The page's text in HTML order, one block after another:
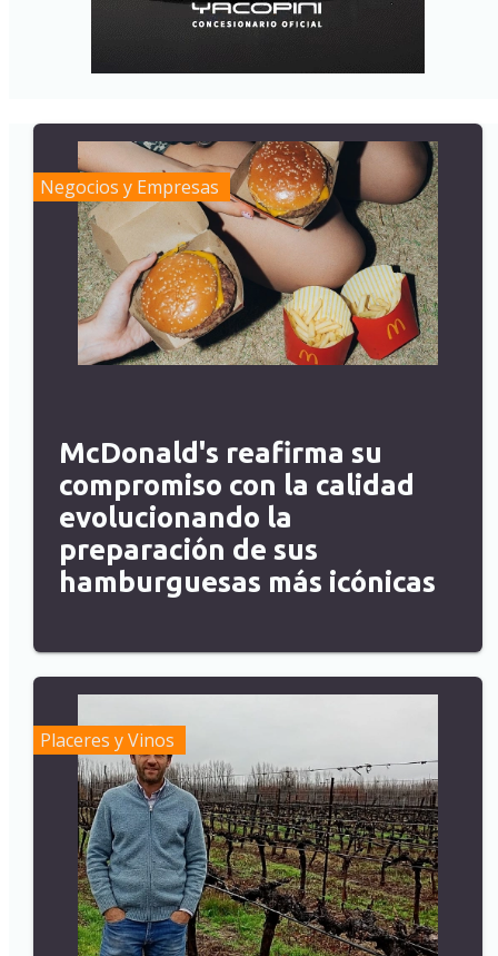
Negocios y Empresas
McDonald's reafirma su
compromiso con la calidad
evolucionando la
preparación de sus
hamburguesas más icónicas
Placeres y Vinos